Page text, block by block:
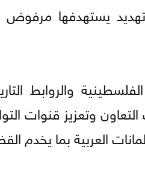
يستهدفها
والروابط
وتعزيز قنوات
العربية بما يخدم